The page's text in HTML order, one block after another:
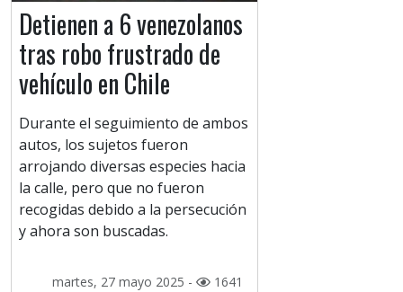
Detienen a 6 venezolanos
tras robo frustrado de
vehículo en Chile
Durante el seguimiento de ambos
autos, los sujetos fueron
arrojando diversas especies hacia
la calle, pero que no fueron
recogidas debido a la persecución
y ahora son buscadas.
martes, 27 mayo 2025 - 1641